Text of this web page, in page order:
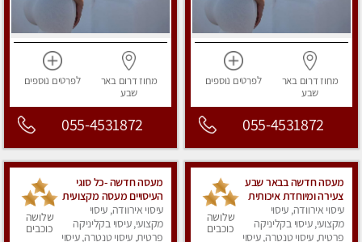
מחוז דרום באר
שבע
לפרטים נוספים
055-4531872
מחוז דרום באר
שבע
לפרטים נוספים
055-4531872
מעסה חדשה בבאר שבע
צעירה ומיוחדת איכותית
ומקצועית.
עיסוי אירוודה, עיסוי
מקצועי, עיסוי בקליניקה
פרטית, עיסוי טנטרה, עיסוי
שלושה
כוכבים
מעסה חדשה -כל סוגי
העיסויים מעסה מקצועית
ואיכותית פרטי!!!מומלץ
לחלוטין!!
עיסוי אירוודה, עיסוי
מקצועי, עיסוי בקליניקה
פרטית, עיסוי טנטרה, עיסוי
שלושה
כוכבים